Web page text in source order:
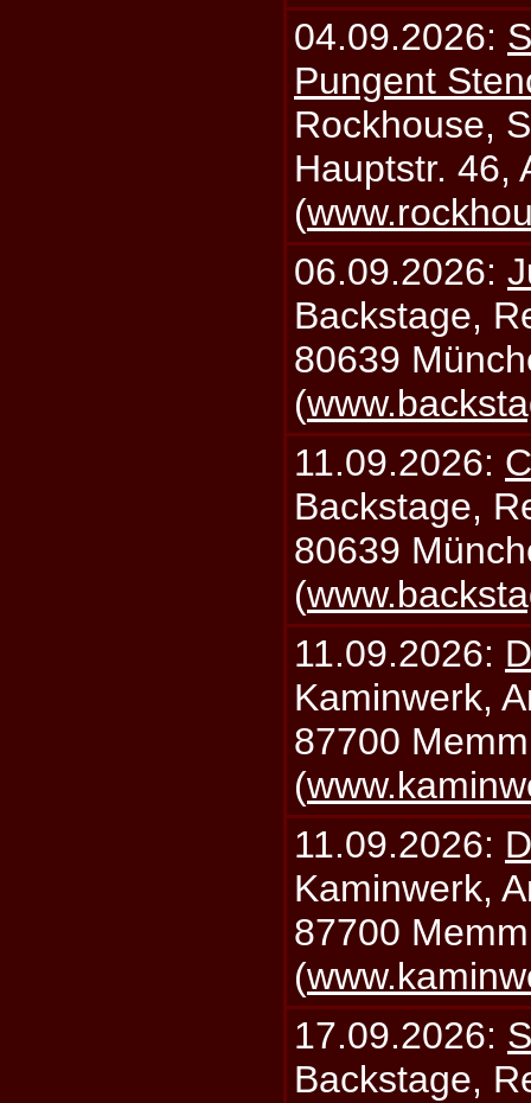
04.09.2026:
Pungent
Rockhouse,
Hauptstr. 46,
(
06.09.2026:
Backstage,
80639
(
11.09.2026:
Backstage,
80639
(
11.09.2026:
Kaminwerk,
87700
(
11.09.2026:
Kaminwerk,
87700
(
17.09.2026:
Backstage,